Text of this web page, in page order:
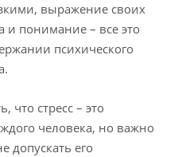
выражение своих
и понимание – все это
психического
что стресс – это
человека, но важно
допускать его